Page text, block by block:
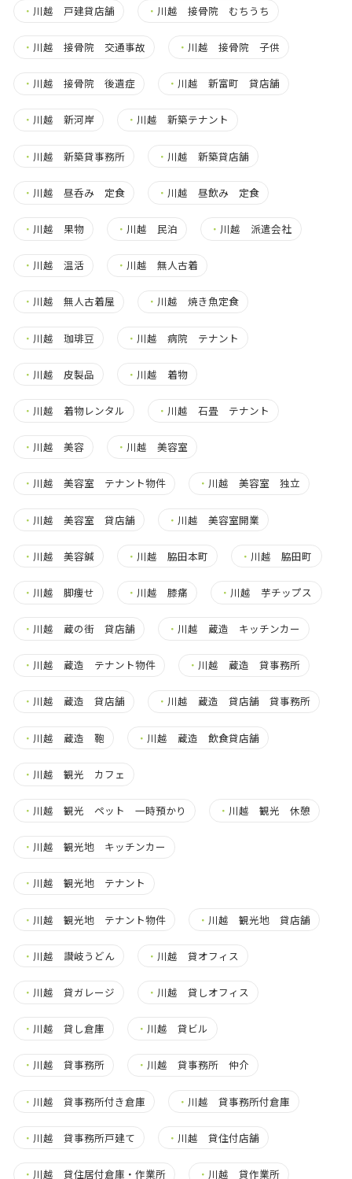
・ 川越 戸建貸店舗 ・ 川越 接骨院 むちうち
・ 川越 接骨院 交通事故 ・ 川越 接骨院 子供
・ 川越 接骨院 後遺症 ・ 川越 新富町 貸店舗
・ 川越 新河岸 ・ 川越 新築テナント
・ 川越 新築貸事務所 ・ 川越 新築貸店舗
・ 川越 昼呑み 定食 ・ 川越 昼飲み 定食
・ 川越 果物 ・ 川越 民泊 ・ 川越 派遣会社
・ 川越 温活 ・ 川越 無人古着
・ 川越 無人古着屋 ・ 川越 焼き魚定食
・ 川越 珈琲豆 ・ 川越 病院 テナント
・ 川越 皮製品 ・ 川越 着物
・ 川越 着物レンタル ・ 川越 石畳 テナント
・ 川越 美容 ・ 川越 美容室
・ 川越 美容室 テナント物件 ・ 川越 美容室 独立
・ 川越 美容室 貸店舗 ・ 川越 美容室開業
・ 川越 美容鍼 ・ 川越 脇田本町 ・ 川越 脇田町
・ 川越 脚痩せ ・ 川越 膝痛 ・ 川越 芋チップス
・ 川越 蔵の街 貸店舗 ・ 川越 蔵造 キッチンカー
・ 川越 蔵造 テナント物件 ・ 川越 蔵造 貸事務所
・ 川越 蔵造 貸店舗 ・ 川越 蔵造 貸店舗 貸事務所
・ 川越 蔵造 鞄 ・ 川越 蔵造 飲食貸店舗
・ 川越 観光 カフェ
・ 川越 観光 ペット 一時預かり ・ 川越 観光 休憩
・ 川越 観光地 キッチンカー
・ 川越 観光地 テナント
・ 川越 観光地 テナント物件 ・ 川越 観光地 貸店舗
・ 川越 讃岐うどん ・ 川越 貸オフィス
・ 川越 貸ガレージ ・ 川越 貸しオフィス
・ 川越 貸し倉庫 ・ 川越 貸ビル
・ 川越 貸事務所 ・ 川越 貸事務所 仲介
・ 川越 貸事務所付き倉庫 ・ 川越 貸事務所付倉庫
・ 川越 貸事務所戸建て ・ 川越 貸住付店舗
・ 川越 貸住居付倉庫・作業所 ・ 川越 貸作業所